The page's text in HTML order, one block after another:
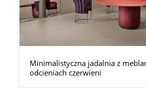
Minimalistyczna jadalnia z
odcieniach czerwieni